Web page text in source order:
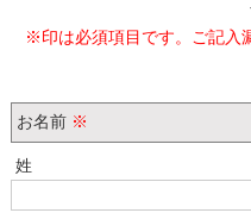
※印は必須項目です。ご記入
お名前 ※
姓